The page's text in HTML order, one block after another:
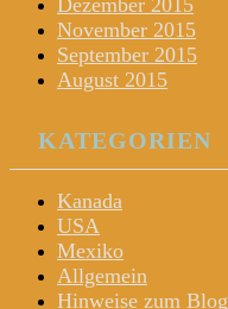
Dezember 2015
November 2015
September 2015
August 2015
KATEGORIEN
Kanada
USA
Mexiko
Allgemein
Hinweise zum Blog